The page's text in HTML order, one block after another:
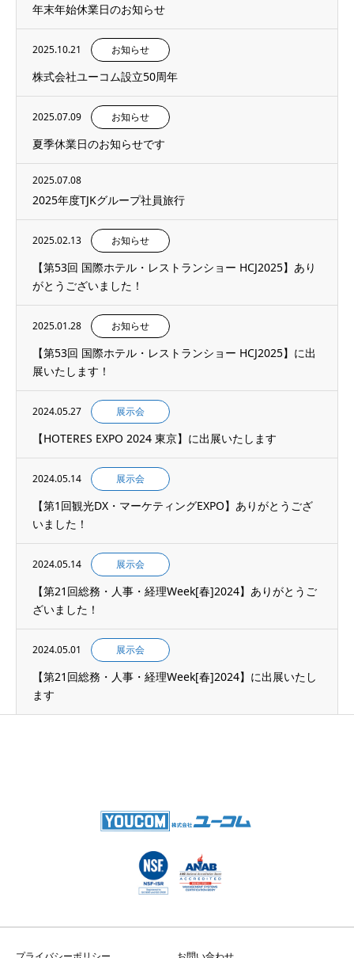
年末年始休業日のお知らせ
2025.10.21 お知らせ
株式会社ユーコム設立50周年
2025.07.09 お知らせ
夏季休業日のお知らせです
2025.07.08
2025年度TJKグループ社員旅行
2025.02.13 お知らせ
【第53回 国際ホテル・レストランショー HCJ2025】あり
がとうございました！
2025.01.28 お知らせ
【第53回 国際ホテル・レストランショー HCJ2025】に出
展いたします！
2024.05.27 展示会
【HOTERES EXPO 2024 東京】に出展いたします
2024.05.14 展示会
【第1回観光DX・マーケティングEXPO】ありがとうござ
いました！
2024.05.14 展示会
【第21回総務・人事・経理Week[春]2024】ありがとうご
ざいました！
2024.05.01 展示会
【第21回総務・人事・経理Week[春]2024】に出展いたし
ます